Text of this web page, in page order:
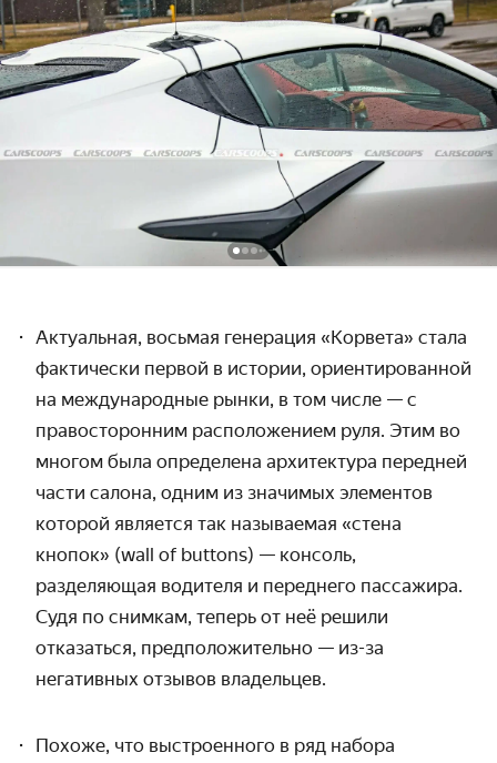
Актуальная, восьмая генерация «Корвета» стала
фактически первой в истории, ориентированной
на международные рынки, в том числе — с
правосторонним расположением руля. Этим во
многом была определена архитектура передней
части салона, одним из значимых элементов
которой является так называемая «стена
кнопок» (wall of buttons) — консоль,
разделяющая водителя и переднего пассажира.
Судя по снимкам, теперь от неё решили
отказаться, предположительно — из-за
негативных отзывов владельцев.
Похоже, что выстроенного в ряд набора